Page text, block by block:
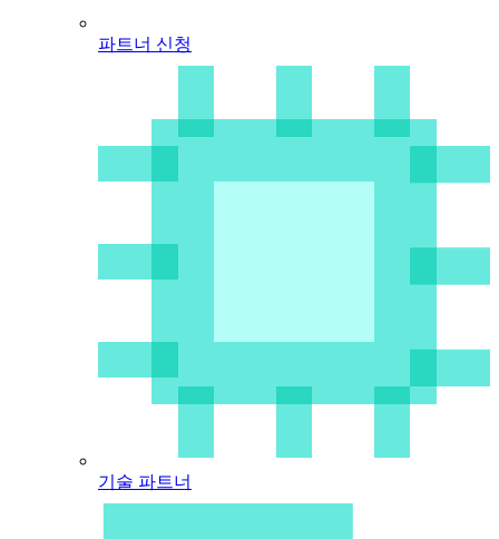
파트너 신청
기술 파트너